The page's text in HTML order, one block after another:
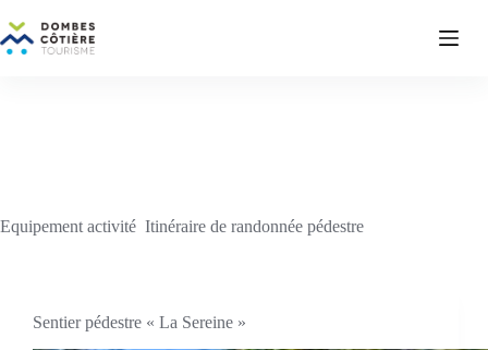
au
contenu
Equipement activité Itinéraire de randonnée pédestre
Sentier pédestre « La Sereine »